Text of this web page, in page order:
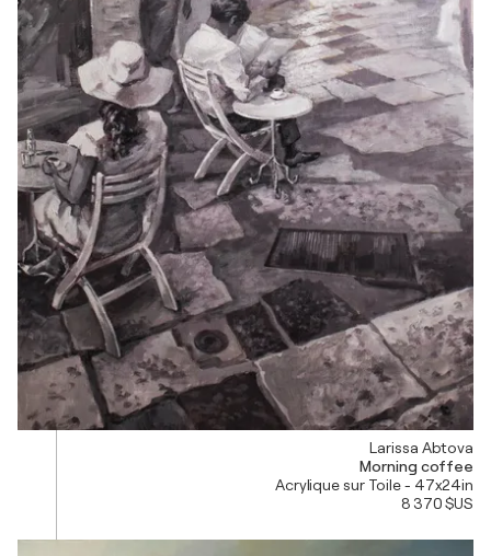
Larissa Abtova
Morning coffee
Acrylique sur Toile - 47x24in
8 370 $US